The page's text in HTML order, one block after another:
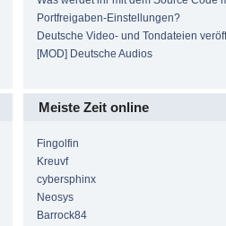
Portfreigaben-Einstellungen?
Deutsche Video- und Tondateien
[MOD] Deutsche Audios
Meiste Zeit online
Fingolfin
Kreuvf
cybersphinx
Neosys
Barrock84